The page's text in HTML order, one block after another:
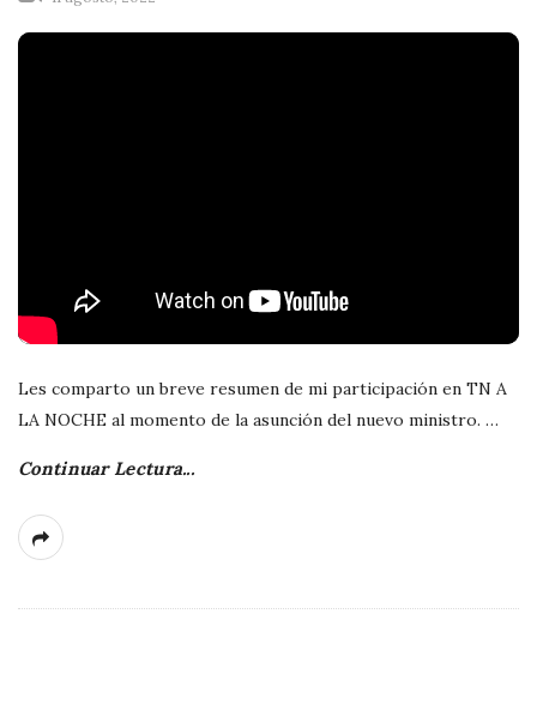
Les comparto un breve resumen de mi participación en TN A
LA NOCHE al momento de la asunción del nuevo ministro. …
Continuar Lectura...